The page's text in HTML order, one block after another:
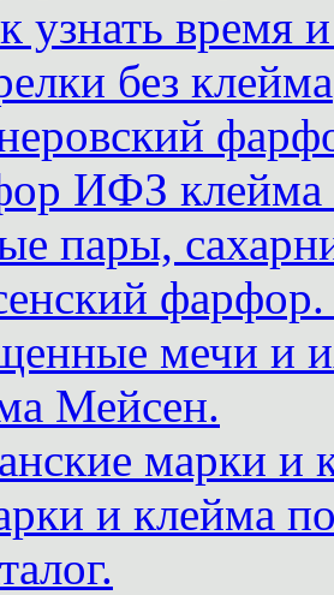
узнать время
без клейма
ИФЗ клейма
пары,
фарфор.
мечи и
Мейсен.
марки и
и клейма